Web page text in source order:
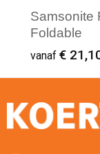
Samsonite
Foldable
vanaf €